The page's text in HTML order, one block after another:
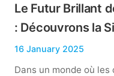
Le Futur Brillant
: Découvrons la
16 January 2025
Dans un monde où